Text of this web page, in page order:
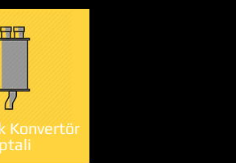
Konvertör